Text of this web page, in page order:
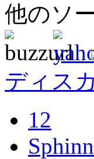
他のソ
ディス
12